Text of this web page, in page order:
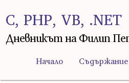
C, PHP, VB, .NET
Дневникът на Филип
Начало Съдържание